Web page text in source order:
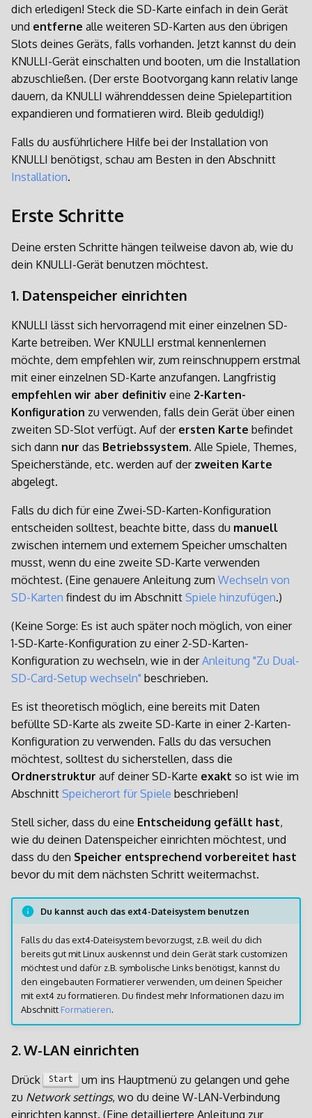
dich erledigen! Steck die SD-Karte einfach in dein Gerät
und entferne alle weiteren SD-Karten aus den übrigen
Slots deines Geräts, falls vorhanden. Jetzt kannst du dein
KNULLI-Gerät einschalten und booten, um die Installation
abzuschließen. (Der erste Bootvorgang kann relativ lange
dauern, da KNULLI währenddessen deine Spielepartition
expandieren und formatieren wird. Bleib geduldig!)
Falls du ausführlichere Hilfe bei der Installation von
KNULLI benötigst, schau am Besten in den Abschnitt
Installation.
Erste Schritte
Deine ersten Schritte hängen teilweise davon ab, wie du
dein KNULLI-Gerät benutzen möchtest.
1. Datenspeicher einrichten
KNULLI lässt sich hervorragend mit einer einzelnen SD-
Karte betreiben. Wer KNULLI erstmal kennenlernen
möchte, dem empfehlen wir, zum reinschnuppern erstmal
mit einer einzelnen SD-Karte anzufangen. Langfristig
empfehlen wir aber definitiv eine 2-Karten-
Konfiguration zu verwenden, falls dein Gerät über einen
zweiten SD-Slot verfügt. Auf der ersten Karte befindet
sich dann nur das Betriebssystem. Alle Spiele, Themes,
Speicherstände, etc. werden auf der zweiten Karte
abgelegt.
Falls du dich für eine Zwei-SD-Karten-Konfiguration
entscheiden solltest, beachte bitte, dass du manuell
zwischen internem und externem Speicher umschalten
musst, wenn du eine zweite SD-Karte verwenden
möchtest. (Eine genauere Anleitung zum Wechseln von
SD-Karten findest du im Abschnitt Spiele hinzufügen.)
(Keine Sorge: Es ist auch später noch möglich, von einer
1-SD-Karte-Konfiguration zu einer 2-SD-Karten-
Konfiguration zu wechseln, wie in derAnleitung "Zu Dual-
SD-Card-Setup wechseln" beschrieben.
Es ist theoretisch möglich, eine bereits mit Daten
befüllte SD-Karte als zweite SD-Karte in einer 2-Karten-
Konfiguration zu verwenden. Falls du das versuchen
möchtest, solltest du sicherstellen, dass die
Ordnerstruktur auf deiner SD-Karte exakt so ist wie im
Abschnitt Speicherort für Spiele beschrieben!
Stell sicher, dass du eine Entscheidung gefällt hast,
wie du deinen Datenspeicher einrichten möchtest, und
dass du den Speicher entsprechend vorbereitet hast
bevor du mit dem nächsten Schritt weitermachst.
Du kannst auch das ext4-Dateisystem benutzen
Falls du das ext4-Dateisystem bevorzugst, z.B. weil du dich
bereits gut mit Linux auskennst und dein Gerät stark customizen
möchtest und dafür z.B. symbolische Links benötigst, kannst du
den eingebauten Formatierer verwenden, um deinen Speicher
mit ext4 zu formatieren. Du findest mehr Informationen dazu im
Abschnitt Formatieren.
2. W-LAN einrichten
Drück Start
um ins Hauptmenü zu gelangen und gehe
zu Network settings, wo du deine W-LAN-Verbindung
einrichten kannst. (Eine detailliertere Anleitung zur